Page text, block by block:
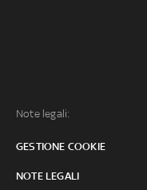
Note legali:
GESTIONE COOKIE
NOTE LEGALI